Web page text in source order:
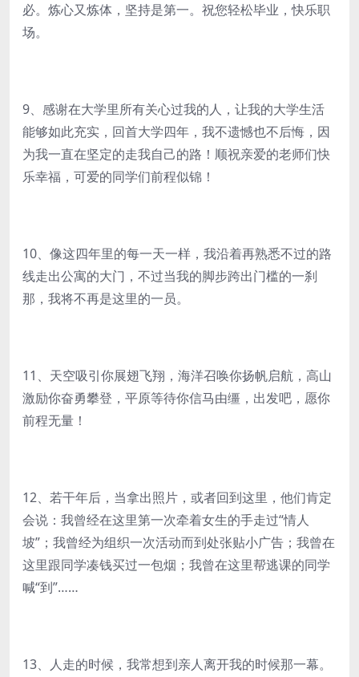
必。炼心又炼体，坚持是第一。祝您轻松毕业，快乐职
场。
9、感谢在大学里所有关心过我的人，让我的大学生活
能够如此充实，回首大学四年，我不遗憾也不后悔，因
为我一直在坚定的走我自己的路！顺祝亲爱的老师们快
乐幸福，可爱的同学们前程似锦！
10、像这四年里的每一天一样，我沿着再熟悉不过的路
线走出公寓的大门，不过当我的脚步跨出门槛的一刹
那，我将不再是这里的一员。
11、天空吸引你展翅飞翔，海洋召唤你扬帆启航，高山
激励你奋勇攀登，平原等待你信马由缰，出发吧，愿你
前程无量！
12、若干年后，当拿出照片，或者回到这里，他们肯定
会说：我曾经在这里第一次牵着女生的手走过“情人
坡”；我曾经为组织一次活动而到处张贴小广告；我曾在
这里跟同学凑钱买过一包烟；我曾在这里帮逃课的同学
喊“到”……
13、人走的时候，我常想到亲人离开我的时候那一幕。